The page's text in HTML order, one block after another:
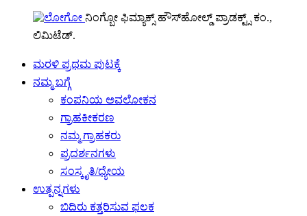
ನಿಂಗ್ಬೋ ಫಿಮ್ಯಾಕ್ಸ್ ಹೌಸ್‌ಹೋಲ್ಡ್ ಪ್ರಾಡಕ್ಟ್ಸ್ ಕಂ.,
ಲಿಮಿಟೆಡ್.
ಮರಳಿ ಪ್ರಥಮ ಪುಟಕ್ಕೆ
ನಮ್ಮ ಬಗ್ಗೆ
ಕಂಪನಿಯ ಅವಲೋಕನ
ಗ್ರಾಹಕೀಕರಣ
ನಮ್ಮ ಗ್ರಾಹಕರು
ಪ್ರದರ್ಶನಗಳು
ಸಂಸ್ಕೃತಿ/ಧ್ಯೇಯ
ಉತ್ಪನ್ನಗಳು
ಬಿದಿರು ಕತ್ತರಿಸುವ ಫಲಕ